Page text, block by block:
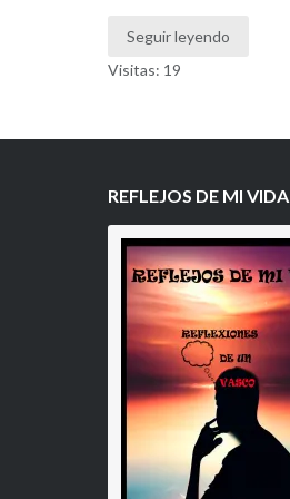
Seguir leyendo
Visitas: 19
REFLEJOS DE MI VIDA